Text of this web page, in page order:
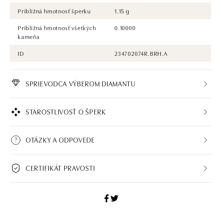
Približná hmotnosť šperku
1.15 g
Približná hmotnosť všetkých
kameňa
0.10000
ID 234702074R.BRH.A
SPRIEVODCA VÝBEROM DIAMANTU
STAROSTLIVOSŤ O ŠPERK
OTÁZKY A ODPOVEDE
CERTIFIKÁT PRAVOSTI